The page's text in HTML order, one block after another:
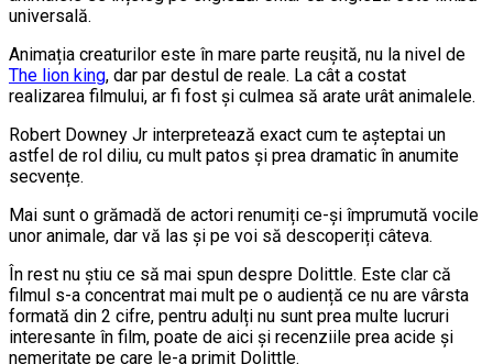
universală.
Animația creaturilor este în mare parte reușită, nu la nivel de
The lion king, dar par destul de reale. La cât a costat
realizarea filmului, ar fi fost și culmea să arate urât animalele.
Robert Downey Jr interpretează exact cum te așteptai un
astfel de rol diliu, cu mult patos și prea dramatic în anumite
secvențe.
Mai sunt o grămadă de actori renumiți ce-și împrumută vocile
unor animale, dar vă las și pe voi să descoperiți câteva.
În rest nu știu ce să mai spun despre Dolittle. Este clar că
filmul s-a concentrat mai mult pe o audiență ce nu are vârsta
formată din 2 cifre, pentru adulți nu sunt prea multe lucruri
interesante în film, poate de aici și recenziile prea acide și
nemeritate pe care le-a primit Dolittle.